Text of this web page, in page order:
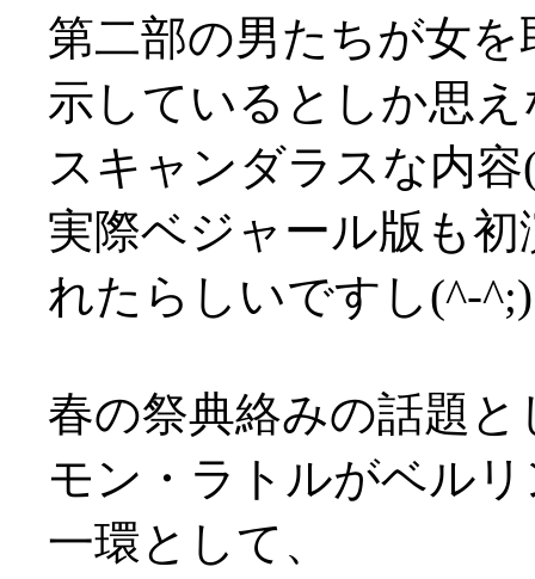
第二部の男たちが女
示しているとしか思
スキャンダラスな内容
実際ベジャール版も
れたらしいですし(^-^;)
春の祭典絡みの話題
モン・ラトルがベル
一環として、